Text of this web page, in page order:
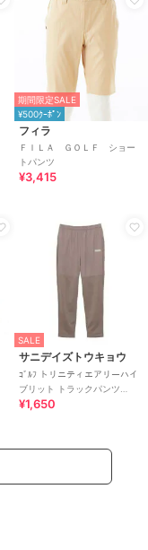
期間限定SALE
¥500ｸｰﾎﾟﾝ
フィラ
ＦＩＬＡ ＧＯＬＦ ショー
トパンツ
¥3,415
SALE
サニデイズトウキョウ
ｺﾞﾙﾌ トリニティエアリーハイ
ブリット トラックパンツ
MENS
¥1,650